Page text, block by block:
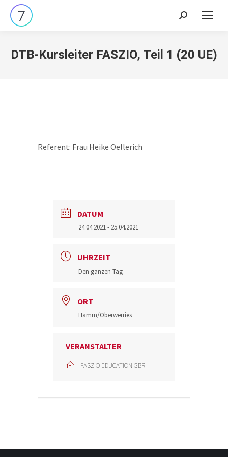
Search:
DTB-Kursleiter FASZIO, Teil 1 (20 UE)
Referent: Frau Heike Oellerich
DATUM
24.04.2021- 25.04.2021
UHRZEIT
Den ganzen Tag
ORT
Hamm/Oberwerries
VERANSTALTER
FASZIO EDUCATION GBR